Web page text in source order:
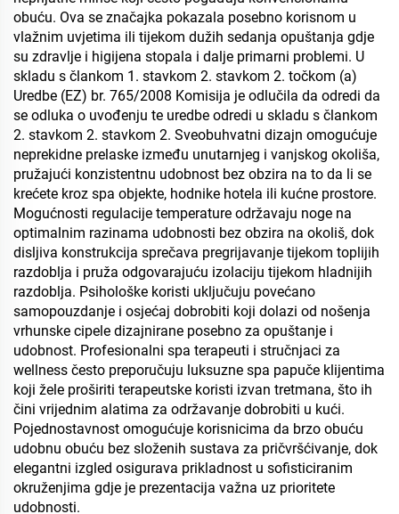
obuću. Ova se značajka pokazala posebno korisnom u
vlažnim uvjetima ili tijekom dužih sedanja opuštanja gdje
su zdravlje i higijena stopala i dalje primarni problemi. U
skladu s člankom 1. stavkom 2. stavkom 2. točkom (a)
Uredbe (EZ) br. 765/2008 Komisija je odlučila da odredi da
se odluka o uvođenju te uredbe odredi u skladu s člankom
2. stavkom 2. stavkom 2. Sveobuhvatni dizajn omogućuje
neprekidne prelaske između unutarnjeg i vanjskog okoliša,
pružajući konzistentnu udobnost bez obzira na to da li se
krećete kroz spa objekte, hodnike hotela ili kućne prostore.
Mogućnosti regulacije temperature održavaju noge na
optimalnim razinama udobnosti bez obzira na okoliš, dok
disljiva konstrukcija sprečava pregrijavanje tijekom toplijih
razdoblja i pruža odgovarajuću izolaciju tijekom hladnijih
razdoblja. Psihološke koristi uključuju povećano
samopouzdanje i osjećaj dobrobiti koji dolazi od nošenja
vrhunske cipele dizajnirane posebno za opuštanje i
udobnost. Profesionalni spa terapeuti i stručnjaci za
wellness često preporučuju luksuzne spa papuče klijentima
koji žele proširiti terapeutske koristi izvan tretmana, što ih
čini vrijednim alatima za održavanje dobrobiti u kući.
Pojednostavnost omogućuje korisnicima da brzo obuću
udobnu obuću bez složenih sustava za pričvršćivanje, dok
elegantni izgled osigurava prikladnost u sofisticiranim
okruženjima gdje je prezentacija važna uz prioritete
udobnosti.